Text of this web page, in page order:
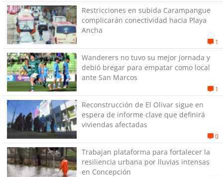
Restricciones en subida Carampangue
complicarán conectividad hacia Playa
Ancha
1
Wanderers no tuvo su mejor jornada y
debió bregar para empatar como local
ante San Marcos
1
Reconstrucción de El Olivar sigue en
espera de informe clave que definirá
viviendas afectadas
0
Trabajan plataforma para fortalecer la
resiliencia urbana por lluvias intensas
en Concepción